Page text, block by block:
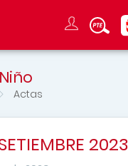
Actas
2023